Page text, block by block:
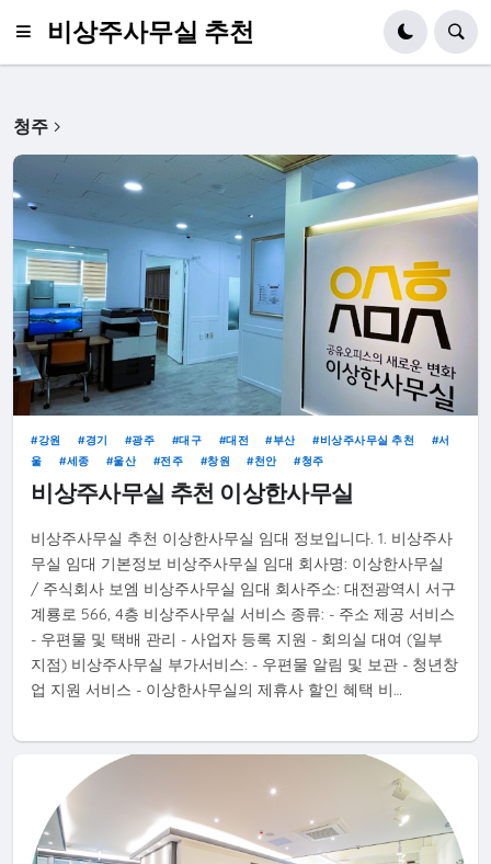
비상주사무실 추천
청주
강원 경기 광주 대구 대전 부산 비상주사무실 추천
서
울
세종 울산 전주 창원 천안 청주
비상주사무실 추천 이상한사무실
비상주사무실 추천 이상한사무실 임대 정보입니다. 1. 비상주사
무실 임대 기본정보 비상주사무실 임대 회사명: 이상한사무실
/ 주식회사 보엠 비상주사무실 임대 회사주소: 대전광역시 서구
계룡로 566, 4층 비상주사무실 서비스 종류: - 주소 제공 서비스
- 우편물 및 택배 관리 - 사업자 등록 지원 - 회의실 대여 (일부
지점) 비상주사무실 부가서비스: - 우편물 알림 및 보관 - 청년창
업 지원 서비스 - 이상한사무실의 제휴사 할인 혜택 비…